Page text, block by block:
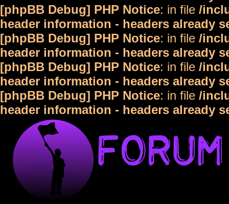
[phpBB Debug] PHP Notice: in file /
header information - headers already
[phpBB Debug] PHP Notice: in file /
header information - headers already
[phpBB Debug] PHP Notice: in file /
header information - headers already
[phpBB Debug] PHP Notice: in file /
header information - headers already